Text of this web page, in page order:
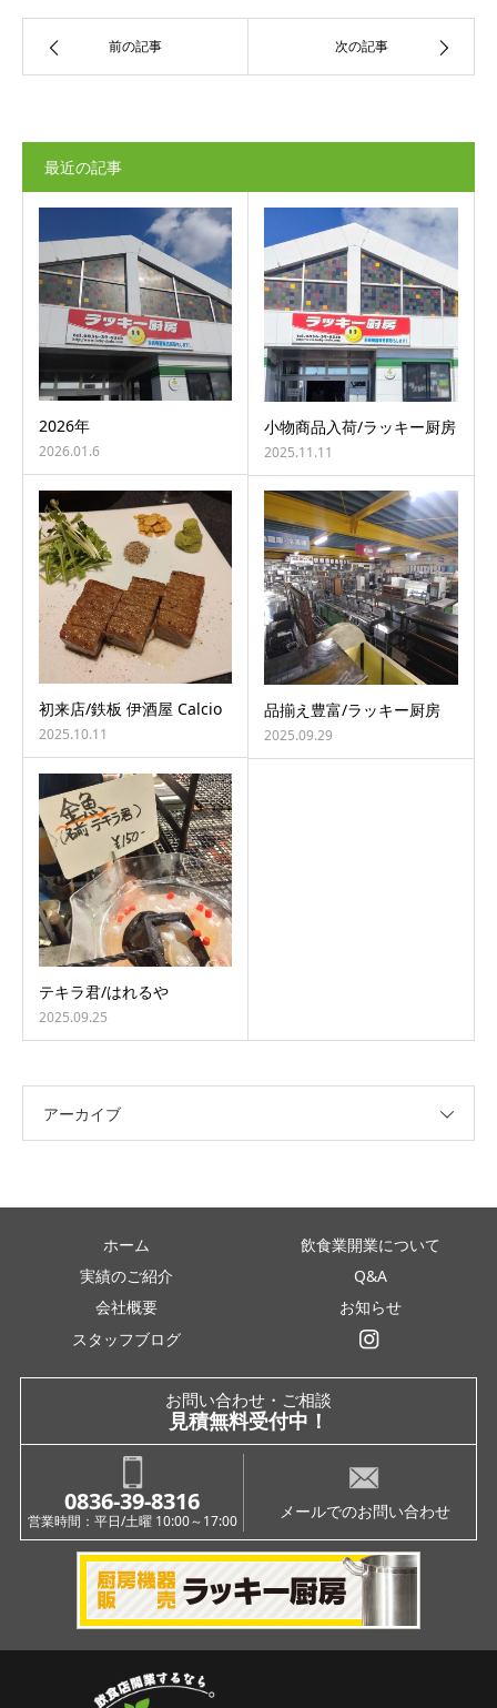
前の記事 次の記事
最近の記事
2026年
2026.01.6
小物商品入荷/ラッキー厨房
2025.11.11
初来店/鉄板 伊酒屋 Calcio
2025.10.11
品揃え豊富/ラッキー厨房
2025.09.29
テキラ君/はれるや
2025.09.25
アーカイブ
ホーム
飲食業開業について
実績のご紹介
Q&A
会社概要
お知らせ
スタッフブログ
お問い合わせ・ご相談
見積無料受付中！
0836-39-8316
営業時間：平日/土曜 10:00～17:00 メールでのお問い合わせ